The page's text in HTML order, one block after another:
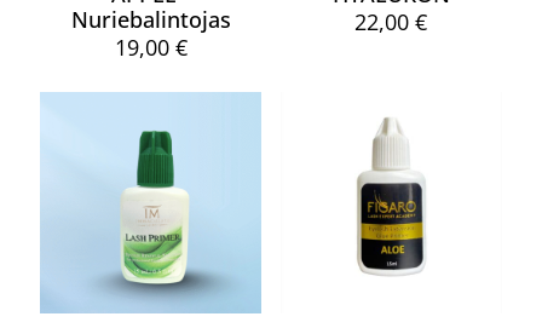
Nuriebalintojas
19,00 €
22,00€